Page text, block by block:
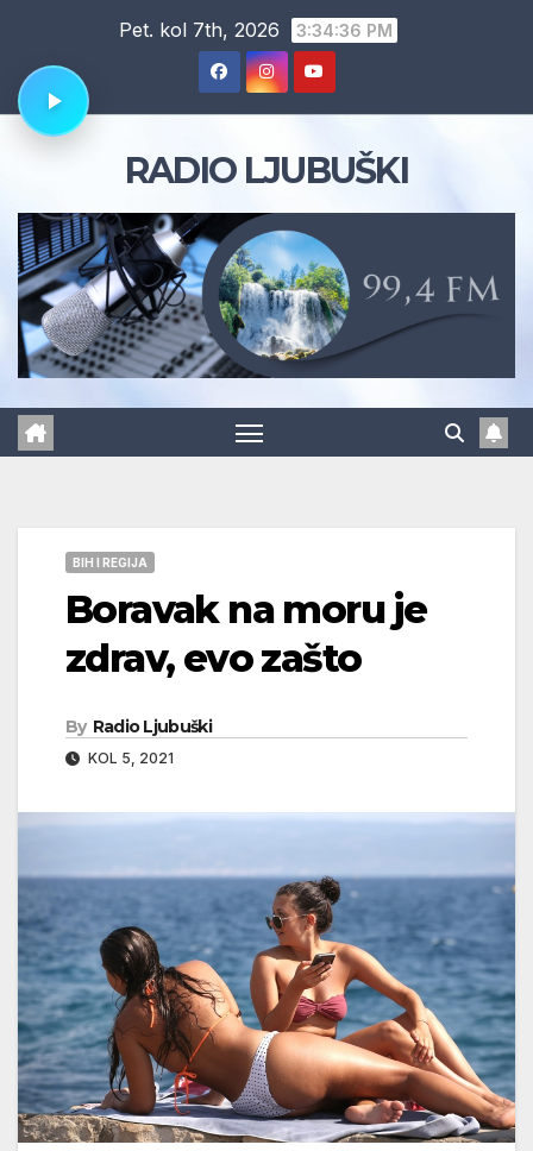
content
Pet. kol 7th, 2026 3:34:37 PM
RADIO LJUBUŠKI
BIH I REGIJA
Boravak na moru je
zdrav, evo zašto
By Radio Ljubuški
KOL 5, 2021